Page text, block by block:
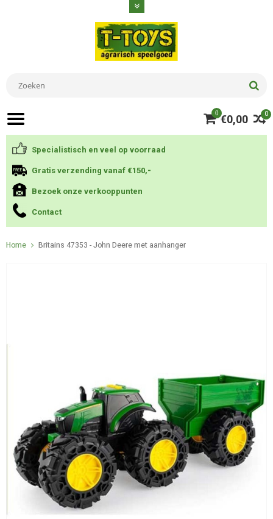
0
0 €0,00
Specialistisch en veel op voorraad
Gratis verzending vanaf €150,-
Bezoek onze verkooppunten
Contact
Home Britains 47353 - John Deere met aanhanger